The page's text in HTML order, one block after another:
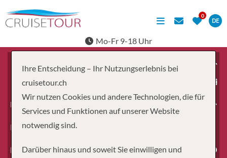
DE
Mo-Fr 9-18 Uhr
Erwachsene
Kinder
Dauer
Ihre Entscheidung – Ihr Nutzungserlebnis bei
cruisetour.ch
Wir nutzen Cookies und andere Technologien, die für
Services und Funktionen auf unserer Website
notwendig sind.
Darüber hinaus und soweit Sie einwilligen und